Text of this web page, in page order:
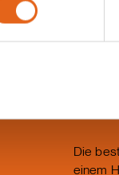
Einwilligung zu
Die
einem